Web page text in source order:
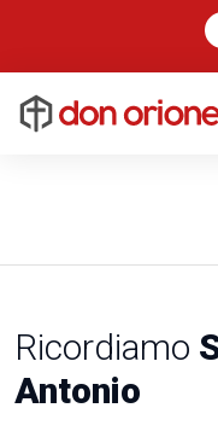
Ricordiamo
Antonio